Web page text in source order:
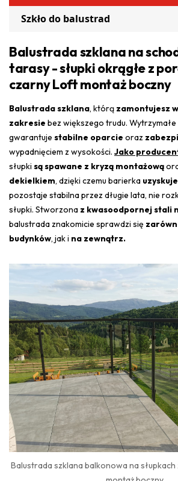
Szkło do balustrad
Balustrada szklana na
tarasy - słupki okrągłe z
czarny Loft montaż boczny
Balustrada szklana, którą zamontujesz
zakresie bez większego trudu.
gwarantuje stabilne oparcie oraz
wypadnięciem z wysokości. Jako
słupki są spawane z kryzą montażową
dekielkiem, dzięki czemu barierka
pozostaje stabilna przez długie lata, nie
słupki. Stworzona z kwasoodpornej stali
balustrada znakomicie sprawdzi się
budynków, jak i na zewnątrz.
Balustrada szklana balkonowa na